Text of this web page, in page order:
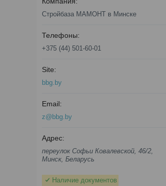
Стройбаза МАМОНТ в Минске
+375 (44) 501-60-01
bbg.by
z@bbg.by
переулок Софьи Ковалевской, 46/2,
Минск, Беларусь
Наличие документов